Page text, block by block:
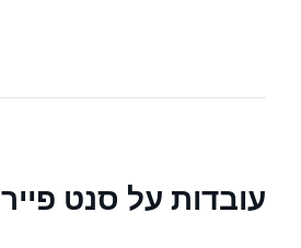
עובדות על סנט פייר